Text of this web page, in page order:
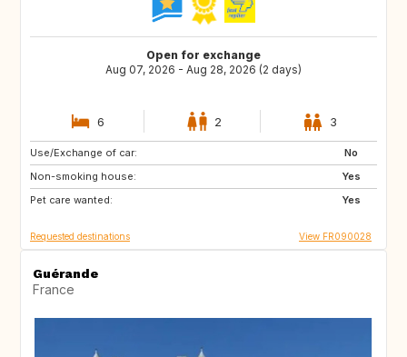
Open for exchange
Aug 07, 2026 - Aug 28, 2026 (2 days)
6 2 3
Use/Exchange of car:
No
Non-smoking house:
Yes
Pet care wanted:
Yes
GB
PT
Requested destinations View FR090028
Guérande
France